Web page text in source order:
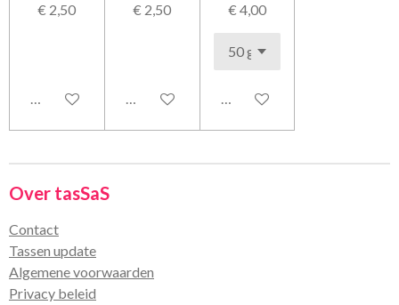
€ 2,50
In winkelwagen
€ 2,50
In winkelwagen
€ 4,00
In winkelwagen
Over tasSaS
Contact
Tassen update
Algemene voorwaarden
Privacy beleid